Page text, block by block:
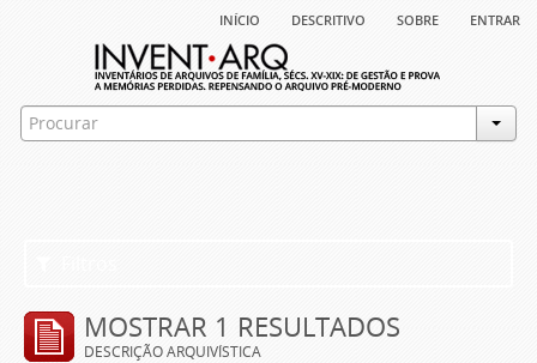
início descritivo sobre entrar
MOSTRAR 1 RESULTADOS
DESCRIÇÃO ARQUIVÍSTICA